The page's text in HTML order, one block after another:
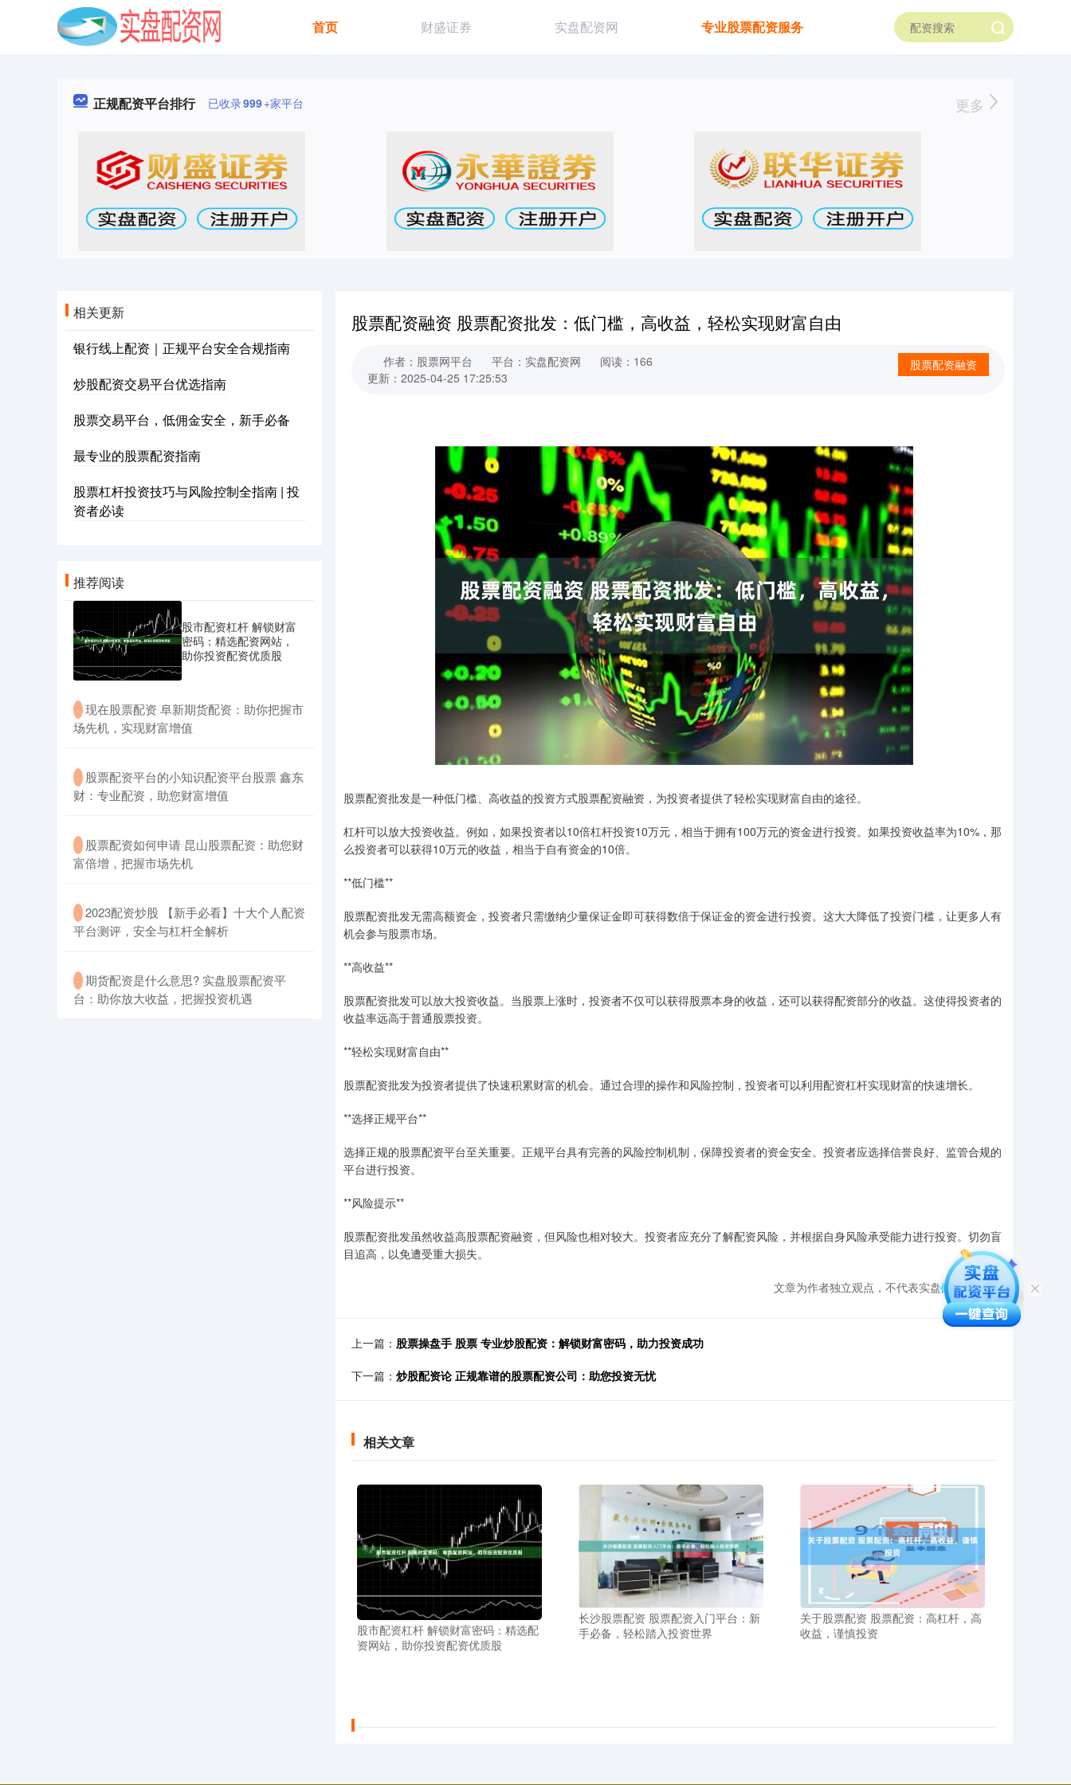
首页 财盛证券 实盘配资网 专业股票配资服务
正规配资平台排行 已收录999+家平台 更多
股票配资融资 股票配资批发：低门槛，高收益，轻松实现财富自由
股票配资融资
作者：股票网平台 平台：实盘配资网
阅读：166
更新：2025-04-25 17:25:53
股票配资批发是一种低门槛、高收益的投资方式股票配资融资，为投资者提供了轻松实现财富自由的途径。
杠杆可以放大投资收益。例如，如果投资者以10倍杠杆投资10万元，相当于拥有100万元的资金进行投资。如果投资收益率为10%，那
么投资者可以获得10万元的收益，相当于自有资金的10倍。
**低门槛**
股票配资批发无需高额资金，投资者只需缴纳少量保证金即可获得数倍于保证金的资金进行投资。这大大降低了投资门槛，让更多人有
机会参与股票市场。
**高收益**
股票配资批发可以放大投资收益。当股票上涨时，投资者不仅可以获得股票本身的收益，还可以获得配资部分的收益。这使得投资者的
收益率远高于普通股票投资。
**轻松实现财富自由**
股票配资批发为投资者提供了快速积累财富的机会。通过合理的操作和风险控制，投资者可以利用配资杠杆实现财富的快速增长。
**选择正规平台**
选择正规的股票配资平台至关重要。正规平台具有完善的风险控制机制，保障投资者的资金安全。投资者应选择信誉良好、监管合规的
平台进行投资。
**风险提示**
股票配资批发虽然收益高股票配资融资，但风险也相对较大。投资者应充分了解配资风险，并根据自身风险承受能力进行投资。切勿盲
目追高，以免遭受重大损失。
文章为作者独立观点，不代表实盘配资网观点
上一篇： 股票操盘手 股票 专业炒股配资：解锁财富密码，助力投资成功
下一篇： 炒股配资论 正规靠谱的股票配资公司：助您投资无忧
相关文章
股市配资杠杆 解锁财富密码：精选配
资网站，助你投资配资优质股
长沙股票配资 股票配资入门平台：新
手必备，轻松踏入投资世界
关于股票配资 股票配资：高杠杆，高
收益，谨慎投资
相关更新
银行线上配资｜正规平台安全合规指南
炒股配资交易平台优选指南
股票交易平台，低佣金安全，新手必备
最专业的股票配资指南
股票杠杆投资技巧与风险控制全指南 | 投
资者必读
推荐阅读
股市配资杠杆 解锁财富
密码：精选配资网站，
助你投资配资优质股
· ​现在股票配资 阜新期货配资：助你把握市
场先机，实现财富增值
· ​股票配资平台的小知识配资平台股票 鑫东
财：专业配资，助您财富增值
· ​股票配资如何申请 昆山股票配资：助您财
富倍增，把握市场先机
· ​2023配资炒股 【新手必看】十大个人配资
平台测评，安全与杠杆全解析
· ​期货配资是什么意思? 实盘股票配资平
台：助你放大收益，把握投资机遇